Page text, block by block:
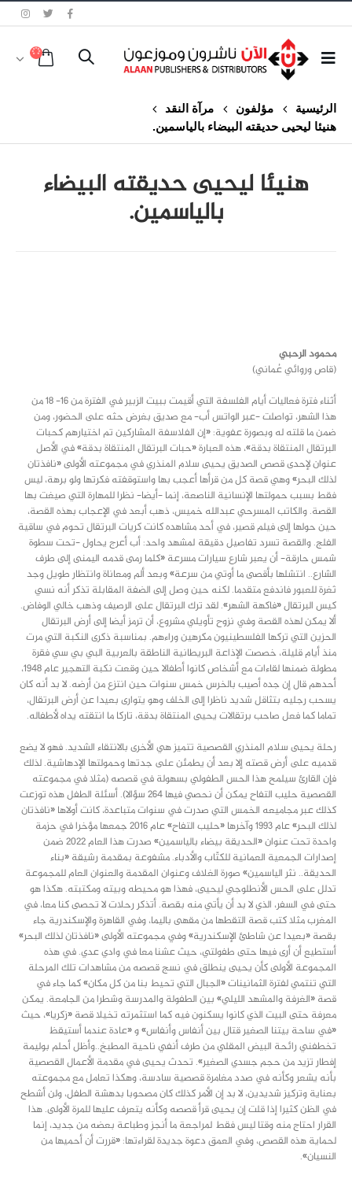
الرئيسية مؤلفون
مرآة النقد
هنيئا ليحيى حديقته البيضاء بالياسمين.
هنيئا ليحيى حديقته البيضاء
بالياسمين.
محمود الرحبي
(قاص وروائي عُماني)
أثناء فترة فعاليات أيام الفلسفة التي أقيمت ببيت الزبير في الفترة من 16- 18 من
هذا الشهر، تواصلت -عبر الواتس أب- مع صديق بغرض حثه على الحضور، ومن
ضمن ما قلته له وبصورة عفوية: «إن الفلاسفة المشاركين تم اختيارهم كحبات
البرتقال المنتقاة بدقة»، هذه العبارة «حبات البرتقال المنتقاة بدقة» في الأصل
عنوان لإحدى قصص الصديق يحيى سلام المنذري في مجموعته الأولى «نافذتان
لذلك البحر» وهي قصة كل من قرأها أعجب بها واستوقفته فكرتها ولو برهة، ليس
فقط بسبب حمولتها الإنسانية الناصعة، إنما -أيضا- نظرا للمهارة التي صيغت بها
القصة. والكاتب المسرحي عبدالله خميس، ذهب أبعد في الإعجاب بهذه القصة،
حين حولها إلى فيلم قصير، في أحد مشاهده كانت كريات البرتقال تحوم في ساقية
الفلج. والقصة تسرد تفاصيل دقيقة لمشهد واحد: أب أعرج يحاول -تحت سطوة
شمس حارقة- أن يعبر شارع سيارات مسرعة «كلما رمى قدمه اليمنى إلى طرف
الشارع.. انتشلها بأقصى ما أوتي من سرعة» وبعد ألم ومعاناة وانتظار طويل وجد
ثغرة للعبور فاندفع متقدما. لكنه حين وصل إلى الضفة المقابلة تذكر أنه نسي
كيس البرتقال «فاكهة الشهر». لقد ترك البرتقال على الرصيف وذهب خالي الوفاض.
ألا يمكن لهذه القصة وفي نزوح تأويلي مشروع، أن ترمز أيضا إلى أرض البرتقال
الحزين التي تركها الفلسطينيون مكرهين وراءهم. بمناسبة ذكرى النكبة التي مرت
منذ أيام قليلة، خصصت الإذاعة البريطانية الناطقة بالعربية البي بي سي فقرة
مطولة ضمنها لقاءات مع أشخاص كانوا أطفالا حين وقعت نكبة التهجير عام 1948،
أحدهم قال إن جده أصيب بالخرس خمس سنوات حين انتزع من أرضه. لا بد أنه كان
يسحب رجليه بتثاقل شديد ناظرا إلى الخلف وهو يتوارى بعيدا عن أرض البرتقال،
تماما كما فعل صاحب برتقالات يحيى المنتقاة بدقة، تاركا ما انتقته يداه لأطفاله.
رحلة يحيى سلام المنذري القصصية تتميز هي الأخرى بالانتقاء الشديد. فهو لا يضع
قدميه على أرض قصته إلا بعد أن يطمئن على جدتها وحمولتها الإدهاشية. لذلك
فإن القارئ سيلمح هذا الحس الطفولي بسهولة في قصصه (مثلا في مجموعته
القصصية حليب التفاح يمكن أن نحصي فيها 264 سؤالا). أسئلة الطفل هذه توزعت
كذلك عبر مجاميعه الخمس التي صدرت في سنوات متباعدة، كانت أولاها «نافذتان
لذلك البحر» عام 1993 وآخرها «حليب التفاح» عام 2016 جمعها مؤخرا في حزمة
واحدة تحت عنوان «الحديقة بيضاء بالياسمين» صدرت هذا العام 2022 ضمن
إصدارات الجمعية العمانية للكتّاب والأدباء. مشفوعة بمقدمة رشيقة «بناء
الحديقة.. نثر الياسمين» صورة الغلاف وعنوان المقدمة والعنوان العام للمجموعة
تدلل على الحس الأنطلوجي ليحيى، فهذا هو محيطه وبيته ومكتبته. هكذا هو
حتى في السفر، الذي لا بد أن يأتي منه بقصة. أتذكر رحلات لا تحصى كنا معا، في
المغرب مثلا كتب قصة التقطها من مقهى باليما، وفي القاهرة والإسكندرية جاء
بقصة «بعيدا عن شاطئ الإسكندرية» وفي مجموعته الأولى «نافذتان لذلك البحر»
أستطيع أن أرى فيها حتى طفولتي، حيث عشنا معا في وادي عدي. في هذه
المجموعة الأولى كأن يحيى ينطلق في نسج قصصه من مشاهدات تلك المرحلة
التي تنتمي لفترة الثمانينات «الجبال التي تحيط بنا من كل مكان» كما جاء في
قصة «الغرفة والمشهد الليلي» بين الطفولة والمدرسة وشطرا من الجامعة. يمكن
معرفة حتى البيت الذي كانوا يسكنون فيه كما استثمرته تخيلا قصة «زكريا»، حيث
«في ساحة بيتنا الصغير قتال بين أنفاس وأنفاس» و «عادة عندما أستيقظ
تخطفني رائحة البيض المقلي من طرف أنفي ناحية المطبخ..وأظل أحلم بوليمة
إفطار تزيد من حجم جسدي الصغير». تحدث يحيى في مقدمة الأعمال القصصية
بأنه يشعر وكأنه في صدد مغامرة قصصية سادسة، وهكذا تعامل مع مجموعته
بعناية وتركيز شديدين، لا بد إن الأمر كذلك كان مصحوبا بدهشة الطفل، ولن أشطح
في الظن كثيرا إذا قلت إن يحيى قرأ قصصه وكأنه يتعرف عليها للمرة الأولى. هذا
القرار احتاج منه وقتا ليس فقط لمراجعة ما أنجز وطباعة بعضه من جديد، إنما
لحماية هذه القصص، وفي العمق دعوة جديدة لقراءتها: «قررت أن أحميها من
النسيان».